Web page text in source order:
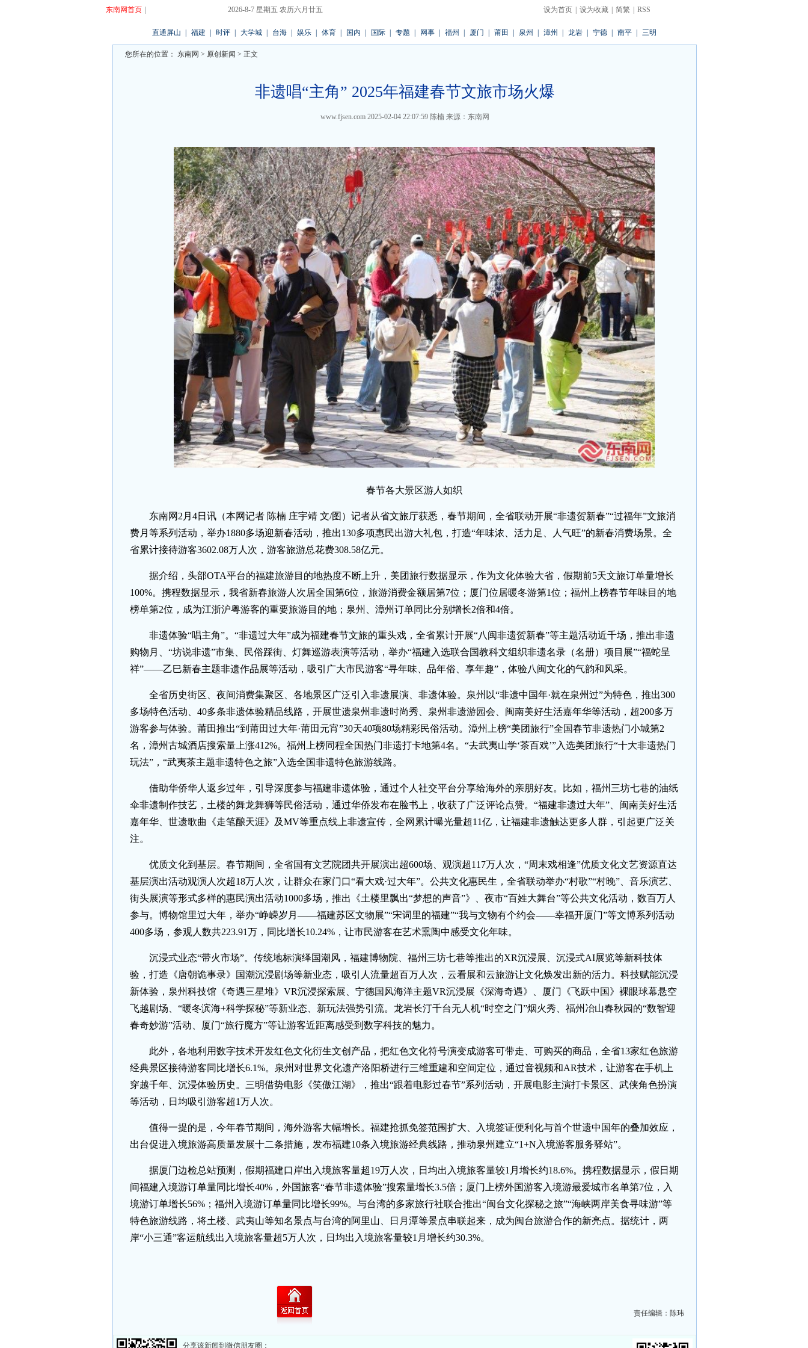
东南网首页 2026-8-7 星期五 农历六月廿五 设为首页 设为收藏 简繁 RSS
直通屏山 福建 时评 大学城 台海 娱乐 体育 国内 国际 专题 网事 福州 厦门 莆田 泉州 漳州 龙岩 宁德 南平 三明
您所在的位置： 东南网 > 原创新闻 > 正文
非遗唱“主角” 2025年福建春节文旅市场火爆
www.fjsen.com 2025-02-04 22:07:59 陈楠 来源：东南网
春节各大景区游人如织
东南网2月4日讯（本网记者 陈楠 庄宇靖 文/图）记者从省文旅厅获悉，春节期间，全省联动开展“非遗贺新春”“过福年”文旅消
费月等系列活动，举办1880多场迎新春活动，推出130多项惠民出游大礼包，打造“年味浓、活力足、人气旺”的新春消费场景。全
省累计接待游客3602.08万人次，游客旅游总花费308.58亿元。
据介绍，头部OTA平台的福建旅游目的地热度不断上升，美团旅行数据显示，作为文化体验大省，假期前5天文旅订单量增长
100%。携程数据显示，我省新春旅游人次居全国第6位，旅游消费金额居第7位；厦门位居暖冬游第1位；福州上榜春节年味目的地
榜单第2位，成为江浙沪粤游客的重要旅游目的地；泉州、漳州订单同比分别增长2倍和4倍。
非遗体验“唱主角”。“非遗过大年”成为福建春节文旅的重头戏，全省累计开展“八闽非遗贺新春”等主题活动近千场，推出非遗
购物月、“坊说非遗”市集、民俗踩街、灯舞巡游表演等活动，举办“福建入选联合国教科文组织非遗名录（名册）项目展”“福蛇呈
祥”——乙巳新春主题非遗作品展等活动，吸引广大市民游客“寻年味、品年俗、享年趣”，体验八闽文化的气韵和风采。
全省历史街区、夜间消费集聚区、各地景区广泛引入非遗展演、非遗体验。泉州以“非遗中国年·就在泉州过”为特色，推出300
多场特色活动、40多条非遗体验精品线路，开展世遗泉州非遗时尚秀、泉州非遗游园会、闽南美好生活嘉年华等活动，超200多万
游客参与体验。莆田推出“到莆田过大年·莆田元宵”30天40项80场精彩民俗活动。漳州上榜“美团旅行”全国春节非遗热门小城第2
名，漳州古城酒店搜索量上涨412%。福州上榜同程全国热门非遗打卡地第4名。“去武夷山学‘茶百戏’”入选美团旅行“十大非遗热门
玩法”，“武夷茶主题非遗特色之旅”入选全国非遗特色旅游线路。
借助华侨华人返乡过年，引导深度参与福建非遗体验，通过个人社交平台分享给海外的亲朋好友。比如，福州三坊七巷的油纸
伞非遗制作技艺，土楼的舞龙舞狮等民俗活动，通过华侨发布在脸书上，收获了广泛评论点赞。“福建非遗过大年”、闽南美好生活
嘉年华、世遗歌曲《走笔酿天涯》及MV等重点线上非遗宣传，全网累计曝光量超11亿，让福建非遗触达更多人群，引起更广泛关
注。
优质文化到基层。春节期间，全省国有文艺院团共开展演出超600场、观演超117万人次，“周末戏相逢”优质文化文艺资源直达
基层演出活动观演人次超18万人次，让群众在家门口“看大戏·过大年”。公共文化惠民生，全省联动举办“村歌”“村晚”、音乐演艺、
街头展演等形式多样的惠民演出活动1000多场，推出《土楼里飘出“梦想的声音”》、夜市“百姓大舞台”等公共文化活动，数百万人
参与。博物馆里过大年，举办“峥嵘岁月——福建苏区文物展”“宋词里的福建”“我与文物有个约会——幸福开厦门”等文博系列活动
400多场，参观人数共223.91万，同比增长10.24%，让市民游客在艺术熏陶中感受文化年味。
沉浸式业态“带火市场”。传统地标演绎国潮风，福建博物院、福州三坊七巷等推出的XR沉浸展、沉浸式AI展览等新科技体
验，打造《唐朝诡事录》国潮沉浸剧场等新业态，吸引人流量超百万人次，云看展和云旅游让文化焕发出新的活力。科技赋能沉浸
新体验，泉州科技馆《奇遇三星堆》VR沉浸探索展、宁德国风海洋主题VR沉浸展《深海奇遇》、厦门《飞跃中国》裸眼球幕悬空
飞越剧场、“暖冬滨海+科学探秘”等新业态、新玩法强势引流。龙岩长汀千台无人机“时空之门”烟火秀、福州冶山春秋园的“数智迎
春奇妙游”活动、厦门“旅行魔方”等让游客近距离感受到数字科技的魅力。
此外，各地利用数字技术开发红色文化衍生文创产品，把红色文化符号演变成游客可带走、可购买的商品，全省13家红色旅游
经典景区接待游客同比增长6.1%。泉州对世界文化遗产洛阳桥进行三维重建和空间定位，通过音视频和AR技术，让游客在手机上
穿越千年、沉浸体验历史。三明借势电影《笑傲江湖》，推出“跟着电影过春节”系列活动，开展电影主演打卡景区、武侠角色扮演
等活动，日均吸引游客超1万人次。
值得一提的是，今年春节期间，海外游客大幅增长。福建抢抓免签范围扩大、入境签证便利化与首个世遗中国年的叠加效应，
出台促进入境旅游高质量发展十二条措施，发布福建10条入境旅游经典线路，推动泉州建立“1+N入境游客服务驿站”。
据厦门边检总站预测，假期福建口岸出入境旅客量超19万人次，日均出入境旅客量较1月增长约18.6%。携程数据显示，假日期
间福建入境游订单量同比增长40%，外国旅客“春节非遗体验”搜索量增长3.5倍；厦门上榜外国游客入境游最爱城市名单第7位，入
境游订单增长56%；福州入境游订单量同比增长99%。与台湾的多家旅行社联合推出“闽台文化探秘之旅”“海峡两岸美食寻味游”等
特色旅游线路，将土楼、武夷山等知名景点与台湾的阿里山、日月潭等景点串联起来，成为闽台旅游合作的新亮点。据统计，两
岸“小三通”客运航线出入境旅客量超5万人次，日均出入境旅客量较1月增长约30.3%。
责任编辑：陈玮
分享该新闻到微信朋友圈：